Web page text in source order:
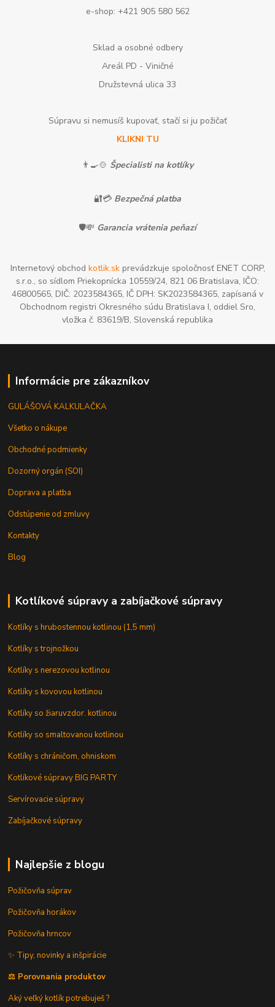
e-shop: +421 905 580 562
Sklad a osobné odbery
Areál PD - Viničné
Družstevná ulica 33
Súpravu si nemusíš kupovať, stačí si ju požičať
KLIKNI TU
👨‍🍳🍲 Špecialisti na kotlíky
🔐💳 Bezpečná platba
🛡️💸 Garancia vrátenia peňazí
Internetový obchod kotlik.skprevádzkuje spoločnosť ENET CORP,
s.r.o., so sídlom Priekopnícka 10559/24, 821 06 Bratislava, IČO:
46800565, DIČ: 2023584365, IČ DPH: SK2023584365, zapísaná v
Obchodnom registri Okresného súdu Bratislava I, oddiel Sro,
vložka č. 83619/B, Slovenská republika
Informácie pre zákazníkov
GULÁŠOVÁ KALKULAČKA
Všetko o nákupe
Obchodné podmienky
Dozorný orgán (SOI)
Doprava a platba
Odstúpenie od zmluvy
Kontakty
Blog
Kotlíkové súpravy a zabíjačkové súpravy
Kotlíky s hrubostennou kotlinou (1,5 mm)
Kotlíky s trojnožkou
Kotlíky s nerezovou kotlinou
Kotlíky s kovovou kotlinou
Kotlíky so žiaruvzdor. kotlinou
Kotlíky so smaltovanou kotlinou
Kotlíky s chráničom, ohniskom
Kotlíkové súpravy BIG PARTY
Servírovacie súpravy
Zabíjačkové súpravy
Najlepšie z blogu
Požičovňa súprav
Požičovňa horákov
Požičovňa hrncov
✨ Tipy, novinky a inšpirácie
⚖️ Porovnania produktov
Aký veľký kotlík potrebuješ ?